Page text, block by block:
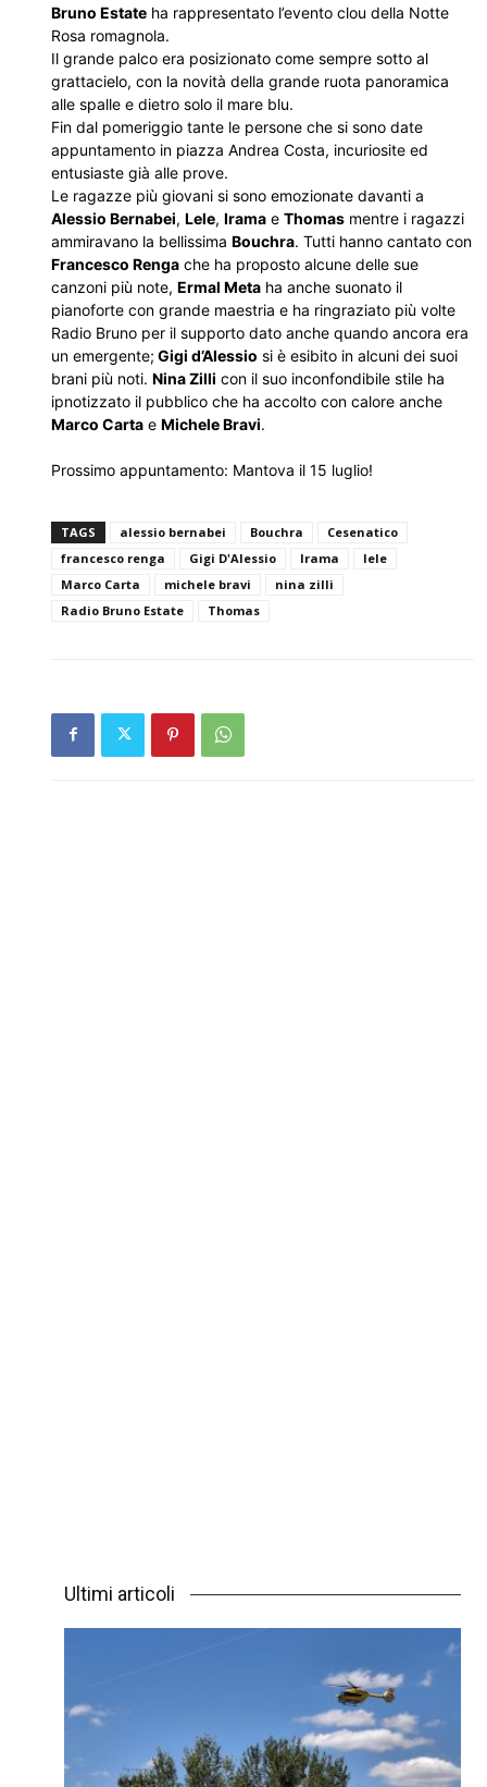
Bruno Estate ha rappresentato l’evento clou della Notte
Rosa romagnola.
Il grande palco era posizionato come sempre sotto al
grattacielo, con la novità della grande ruota panoramica
alle spalle e dietro solo il mare blu.
Fin dal pomeriggio tante le persone che si sono date
appuntamento in piazza Andrea Costa, incuriosite ed
entusiaste già alle prove.
Le ragazze più giovani si sono emozionate davanti a
Alessio Bernabei, Lele, Irama e Thomas mentre i ragazzi
ammiravano la bellissima Bouchra. Tutti hanno cantato con
Francesco Renga che ha proposto alcune delle sue
canzoni più note, Ermal Meta ha anche suonato il
pianoforte con grande maestria e ha ringraziato più volte
Radio Bruno per il supporto dato anche quando ancora era
un emergente; Gigi d’Alessio si è esibito in alcuni dei suoi
brani più noti. Nina Zilli con il suo inconfondibile stile ha
ipnotizzato il pubblico che ha accolto con calore anche
Marco Carta e Michele Bravi.
Prossimo appuntamento: Mantova il 15 luglio!
TAGS alessio bernabei Bouchra
Cesenatico
francesco renga
Gigi D'Alessio Irama
lele
Marco Carta
michele bravi
nina zilli
Radio Bruno Estate
Thomas
Ultimi articoli